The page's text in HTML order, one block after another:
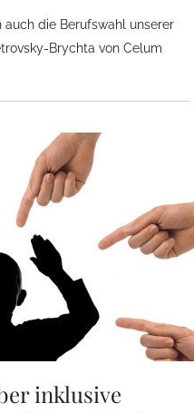
die Berufswahl unserer
Brychta von Celum
inklusive